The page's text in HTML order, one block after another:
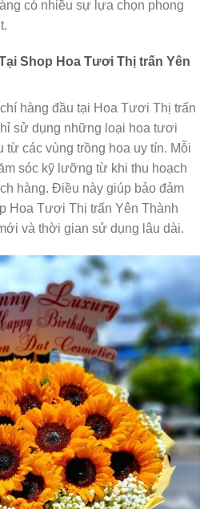
có nhiều sự lựa chọn phong
Shop Hoa Tươi Thị trấn Yên
hàng đầu tại Hoa Tươi Thị trấn
sử dụng những loại hoa tươi
các vùng trồng hoa uy tín. Mỗi
sóc kỹ lưỡng từ khi thu hoạch
hàng. Điều này giúp bảo đảm
Hoa Tươi Thị trấn Yên Thành
và thời gian sử dụng lâu dài.